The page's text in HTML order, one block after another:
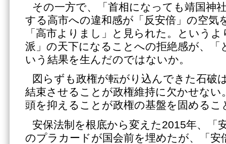
その一方で、「首相になっても靖国神
する高市への違和感が「反安倍」の空気
「高市よりまし」と見られた。という
派」の天下になることへの拒絶感が、「
いう結果を生んだのではないか。
図らずも政権が転がり込んできた石破
結束させることが政権維持に欠かせない
頭を抑えることが政権の基盤を固めるこ
安保法制を根底から変えた2015年、「
のプラカードが国会前を埋めたが、「安